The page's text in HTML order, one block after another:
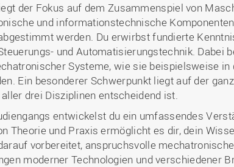
der Fokus auf dem Zusammenspiel von
und informationstechnische
werden. Du erwirbst fundierte
und Automatisierungstechnik. Dabei
Systeme, wie sie beispielsweise in
Ein besonderer Schwerpunkt liegt auf der
drei Disziplinen entscheidend ist.
entwickelst du ein umfassendes
Theorie und Praxis ermöglicht es dir, dein
vorbereitet, anspruchsvolle
moderner Technologien und verschiedener